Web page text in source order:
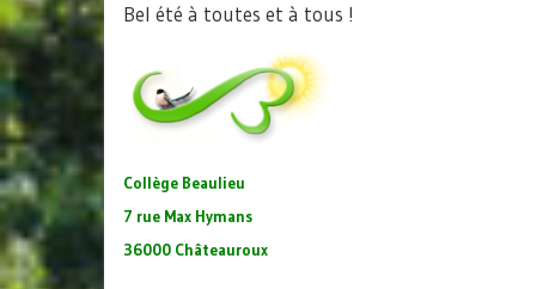
Bel été à toutes et à tous !
Collège Beaulieu
7 rue Max Hymans
36000 Châteauroux